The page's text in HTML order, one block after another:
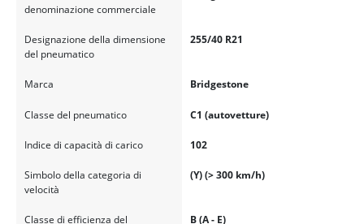
denominazione commerciale
Designazione della dimensione
del pneumatico
255/40 R21
Marca Bridgestone
Classe del pneumatico C1 (autovetture)
Indice di capacità di carico 102
Simbolo della categoria di
velocità
(Y) (> 300 km/h)
Classe di efficienza del
B (A - E)